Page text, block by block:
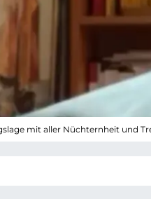
mit aller Nüchternheit und